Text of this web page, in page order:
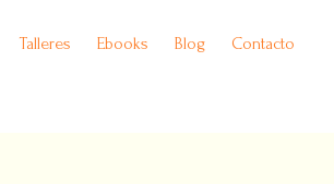
Talleres Ebooks Blog Contacto